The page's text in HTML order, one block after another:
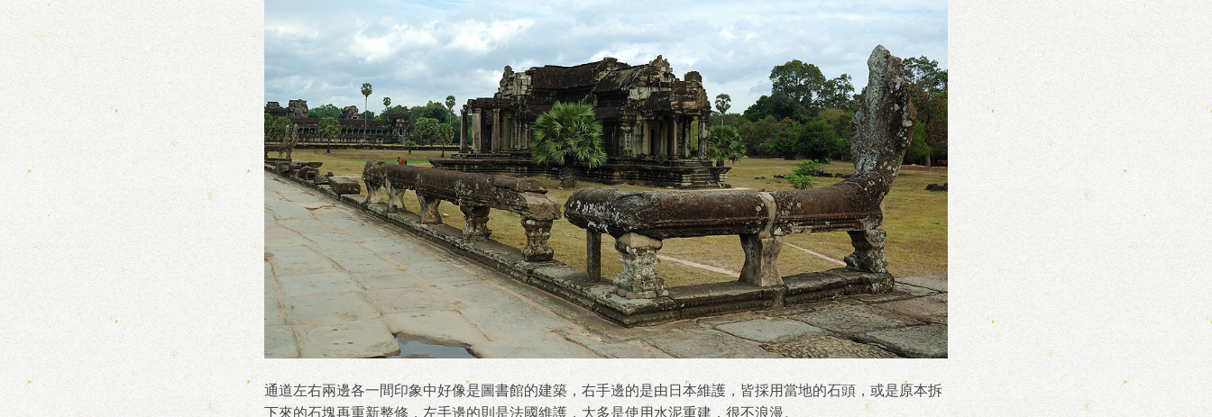
通道左右兩邊各一間印象中好像是圖書館的建築，右手邊的是由日本維護，皆採用當地的石頭，或是原本拆